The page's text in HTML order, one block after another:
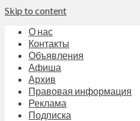
Skip to content
О нас
Контакты
Объявления
Афиша
Архив
Правовая информация
Реклама
Подписка